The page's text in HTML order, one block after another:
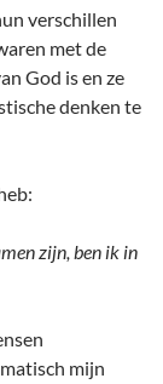
verschillen
met de
God is en ze
denken te
zijn, ben ik in
mijn